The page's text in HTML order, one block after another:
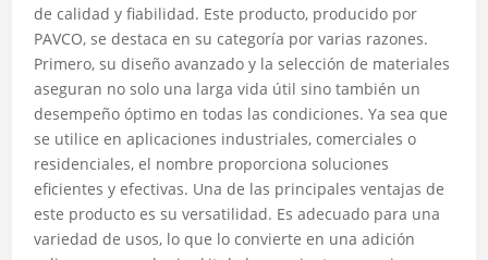
de calidad y fiabilidad. Este producto, producido por
PAVCO, se destaca en su categoría por varias razones.
Primero, su diseño avanzado y la selección de materiales
aseguran no solo una larga vida útil sino también un
desempeño óptimo en todas las condiciones. Ya sea que
se utilice en aplicaciones industriales, comerciales o
residenciales, el nombre proporciona soluciones
eficientes y efectivas. Una de las principales ventajas de
este producto es su versatilidad. Es adecuado para una
variedad de usos, lo que lo convierte en una adición